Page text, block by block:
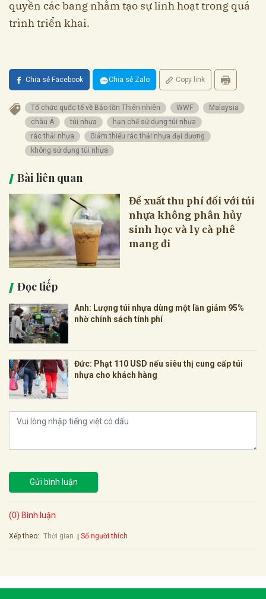
quyền các bang nhằm tạo sự linh hoạt trong quá
trình triển khai.
Chia sẻ Facebook Chia sẻ Zalo Copy link
Tổ chức quốc tế về Bảo tồn Thiên nhiên WWF
Malaysia
châu Á
túi nhựa
hạn chế sử dụng túi nhựa
rác thải nhựa
Giảm thiểu rác thải nhựa đại dương
không sử dụng túi nhựa
Bài liên quan
Đề xuất thu phí đối với túi
nhựa không phân hủy
sinh học và ly cà phê
mang đi
Đọc tiếp
Anh: Lượng túi nhựa dùng một lần giảm 95%
nhờ chính sách tính phí
Đức: Phạt 110 USD nếu siêu thị cung cấp túi
nhựa cho khách hàng
Gửi bình luận
(0) Bình luận
Xếp theo: Thời gian Số người thích